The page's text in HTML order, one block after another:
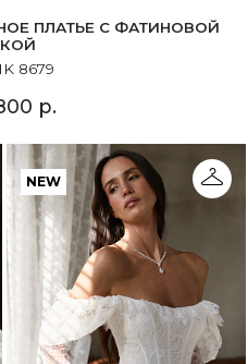
ПЛАТЬЕ С ФАТИНОВОЙ
8679
р.
NEW